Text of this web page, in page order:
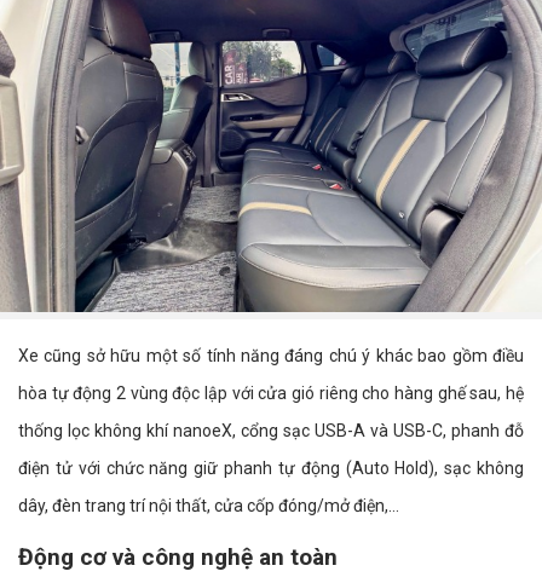
Xe cũng sở hữu một số tính năng đáng chú ý khác bao gồm điều
hòa tự động 2 vùng độc lập với cửa gió riêng cho hàng ghế sau, hệ
thống lọc không khí nanoeX, cổng sạc USB-A và USB-C, phanh đỗ
điện tử với chức năng giữ phanh tự động (Auto Hold), sạc không
dây, đèn trang trí nội thất, cửa cốp đóng/mở điện,…
Động cơ và công nghệ an toàn